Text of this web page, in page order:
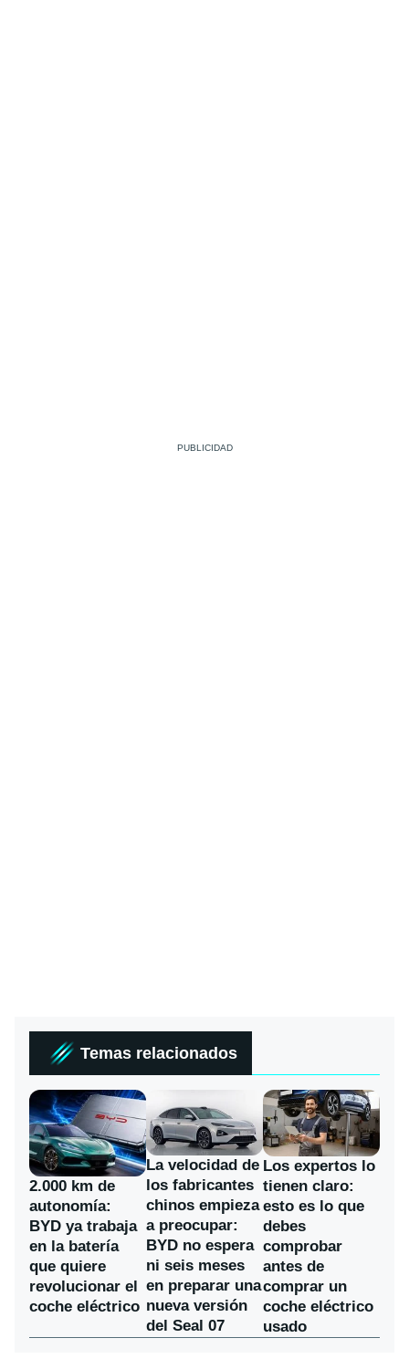
Temas relacionados
2.000 km de
autonomía:
BYD ya trabaja
en la batería
que quiere
revolucionar el
coche eléctrico
La velocidad de
los fabricantes
chinos empieza
a preocupar:
BYD no espera
ni seis meses
en preparar una
nueva versión
del Seal 07
Los expertos lo
tienen claro:
esto es lo que
debes
comprobar
antes de
comprar un
coche eléctrico
usado